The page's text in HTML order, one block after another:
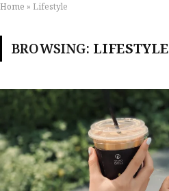
Home » Lifestyle
BROWSING: LIFESTYLE